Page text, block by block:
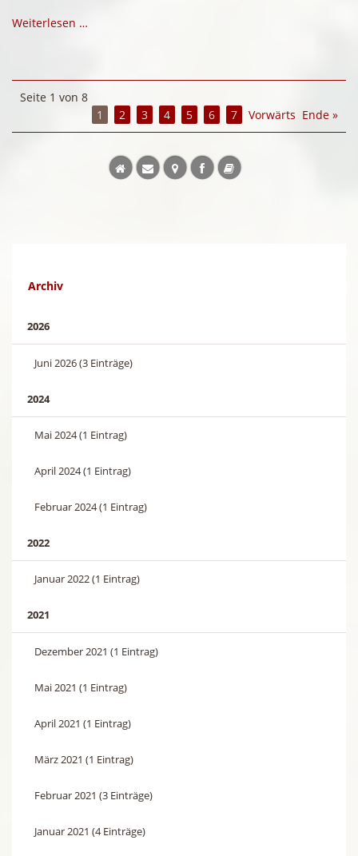
Weiterlesen …
Seite 1 von 8
1
2 3 4 5 6 7 Vorwärts Ende »
Archiv
2026
Juni 2026 (3 Einträge)
2024
Mai 2024 (1 Eintrag)
April 2024 (1 Eintrag)
Februar 2024 (1 Eintrag)
2022
Januar 2022 (1 Eintrag)
2021
Dezember 2021 (1 Eintrag)
Mai 2021 (1 Eintrag)
April 2021 (1 Eintrag)
März 2021 (1 Eintrag)
Februar 2021 (3 Einträge)
Januar 2021 (4 Einträge)